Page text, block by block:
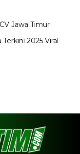
Jawa Timur
2025 Viral